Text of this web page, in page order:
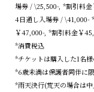
場券 / \25,500-, *割引料
4日通し入場券 /
￥47,000-, *割引料金￥
*消費税込
*チケットは購入した1名様
*6歳未満は保護者同伴に
*雨天決行(荒天の場合は